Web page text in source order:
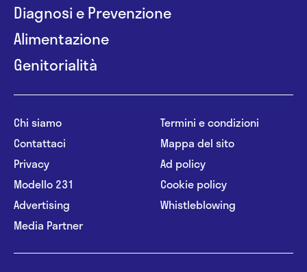
Diagnosi e Prevenzione
Alimentazione
Genitorialità
Chi siamo
Contattaci
Privacy
Modello 231
Advertising
Media Partner
Termini e condizioni
Mappa del sito
Ad policy
Cookie policy
Whistleblowing